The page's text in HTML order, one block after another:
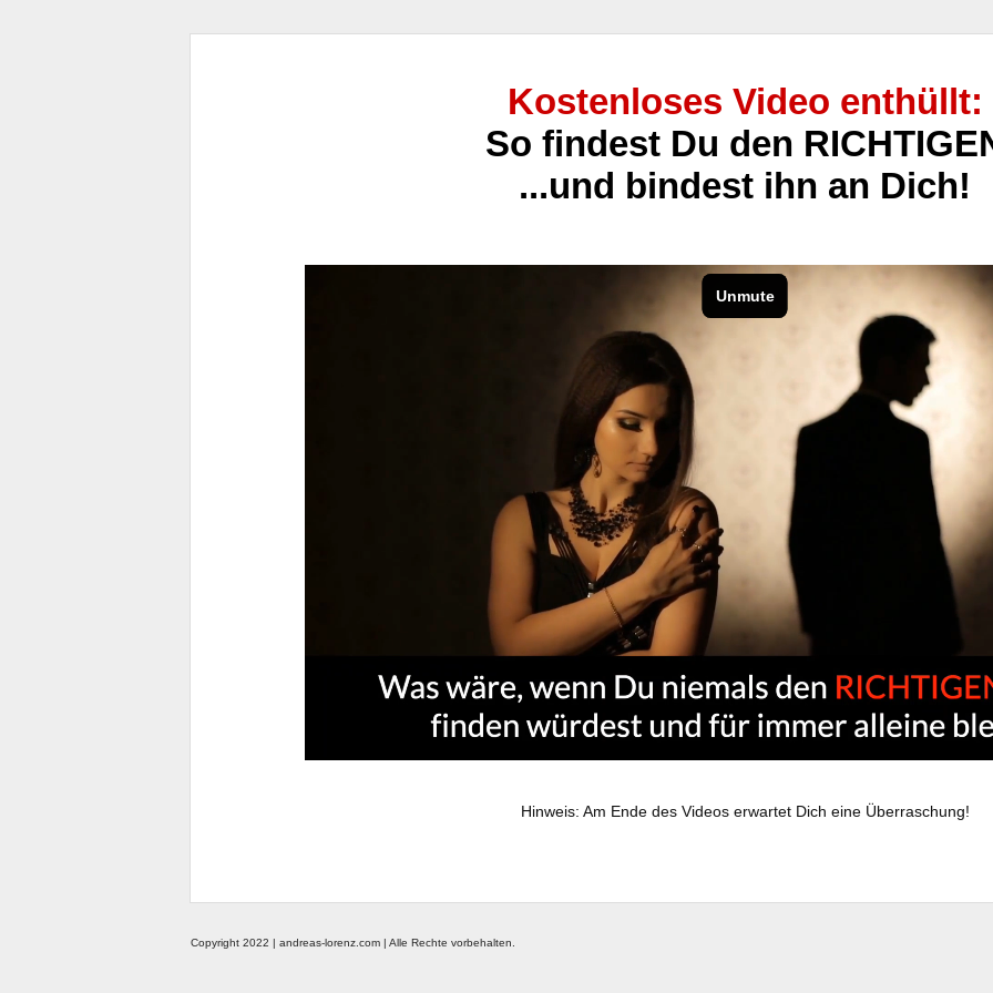
Kostenloses Video enthüllt:
So findest Du den
...und bindest ihn an Dich!
Hinweis: Am Ende des Videos erwartet Dich eine Überraschung!
Copyright 2022 | andreas-lorenz.com | Alle Rechte vorbehalten.